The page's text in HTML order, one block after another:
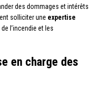
des dommages et intérêts
solliciter une expertise
l’incendie et les
en charge des